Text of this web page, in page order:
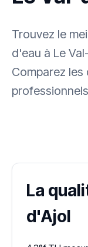
Trouvez le
d'eau à Le
Comparez
La
d'Ajol